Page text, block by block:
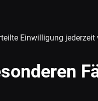
Einwilligung jederzeit